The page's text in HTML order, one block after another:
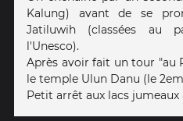
Kalung) avant de se
Jatiluwih (classées au
l'Unesco).
Après avoir fait un tour "au
le temple Ulun Danu (le
Petit arrêt aux lacs